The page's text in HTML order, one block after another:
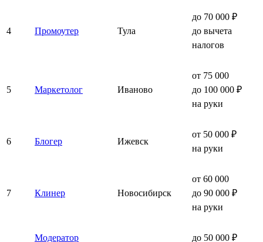
4 Промоутер Тула
до 70 000 ₽
до вычета
налогов
5 Маркетолог Иваново
от 75 000
до 100 000 ₽
на руки
6 Блогер Ижевск
от 50 000 ₽
на руки
7 Клинер Новосибирск
от 60 000
до 90 000 ₽
на руки
Модератор до 50 000 ₽